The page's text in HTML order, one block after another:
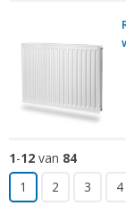
1-12 van 84
1
2 3 4